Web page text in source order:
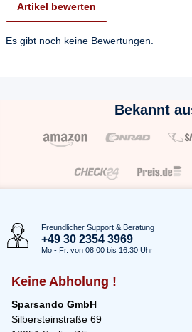
Artikel bewerten
Es gibt noch keine Bewertungen.
Bekannt
Freundlicher Support & Beratung
+49 30 2354 3969
Mo - Fr. von 08.00 bis 16:30 Uhr
Keine Abholung !
Sparsando GmbH
Silbersteinstraße 69